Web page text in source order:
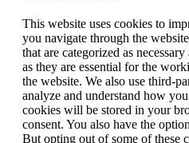
This website uses cookies to
you navigate through the
that are categorized as
as they are essential for the
the website. We also use third-
analyze and understand how
cookies will be stored in your
consent. You also have the
But opting out of some of these